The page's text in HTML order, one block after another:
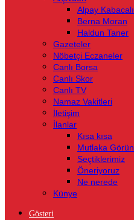
Alpay Kabacalı
Berna Moran
Haldun Taner
Gazeteler
Nöbetçi Eczaneler
Canlı Borsa
Canlı Skor
Canlı TV
Namaz Vakitleri
İletişim
İlanlar
Kısa kısa
Mutlaka Görün
Seçtiklerimiz
Öneriyoruz
Ne nerede
Künye
Gösteri